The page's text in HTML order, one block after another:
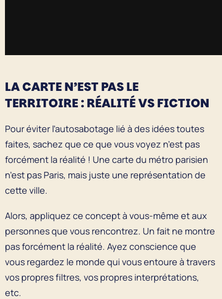
LA CARTE N’EST PAS LE
TERRITOIRE : RÉALITÉ VS FICTION
Pour éviter l’autosabotage lié à des idées toutes
faites, sachez que ce que vous voyez n’est pas
forcément la réalité ! Une carte du métro parisien
n’est pas Paris, mais juste une représentation de
cette ville.
Alors, appliquez ce concept à vous-même et aux
personnes que vous rencontrez. Un fait ne montre
pas forcément la réalité. Ayez conscience que
vous regardez le monde qui vous entoure à travers
vos propres filtres, vos propres interprétations,
etc.